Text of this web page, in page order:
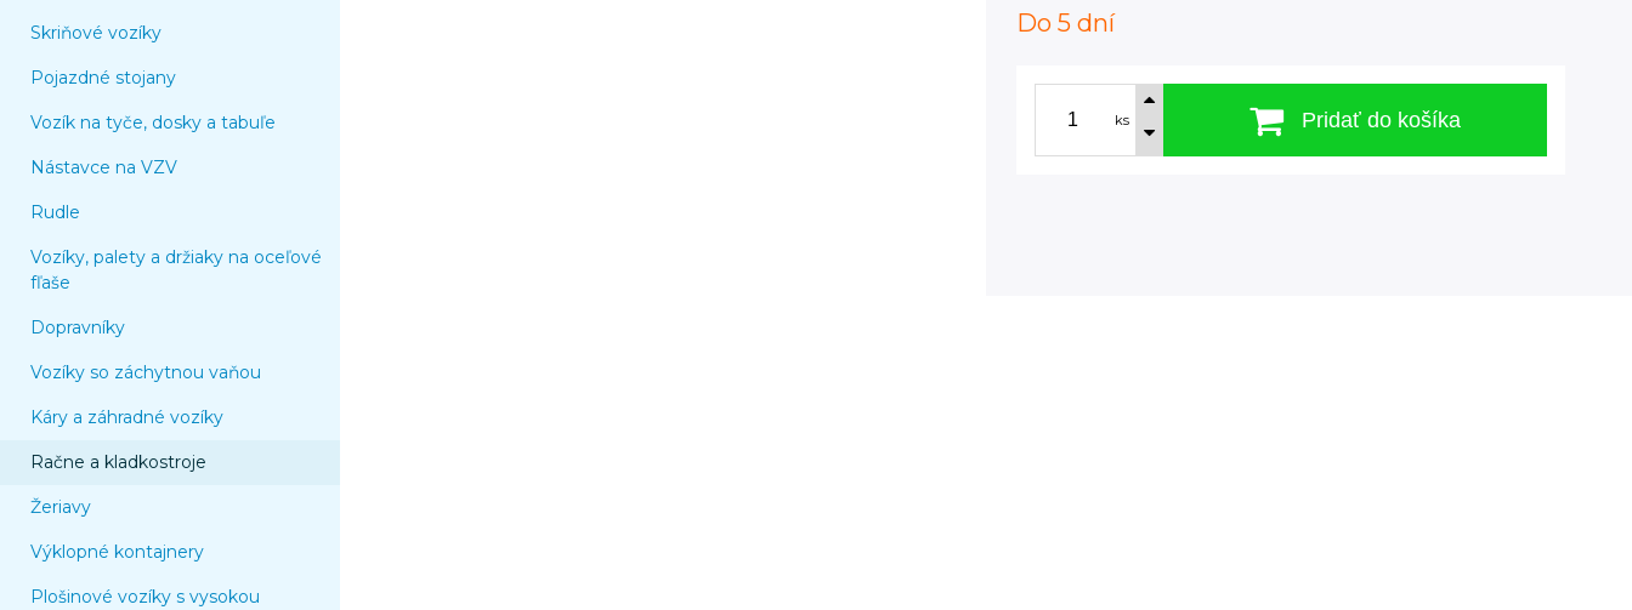
Skriňové vozíky
Pojazdné stojany
Vozík na tyče, dosky a tabuľe
Nástavce na VZV
Rudle
Vozíky, palety a držiaky na oceľové
fľaše
Dopravníky
Vozíky so záchytnou vaňou
Káry a záhradné vozíky
Račne a kladkostroje
Žeriavy
Výklopné kontajnery
Plošinové vozíky s vysokou
Do 5 dní
ks Pridať do košíka